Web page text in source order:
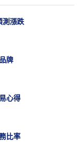
測漲跌
牌
心得
比率